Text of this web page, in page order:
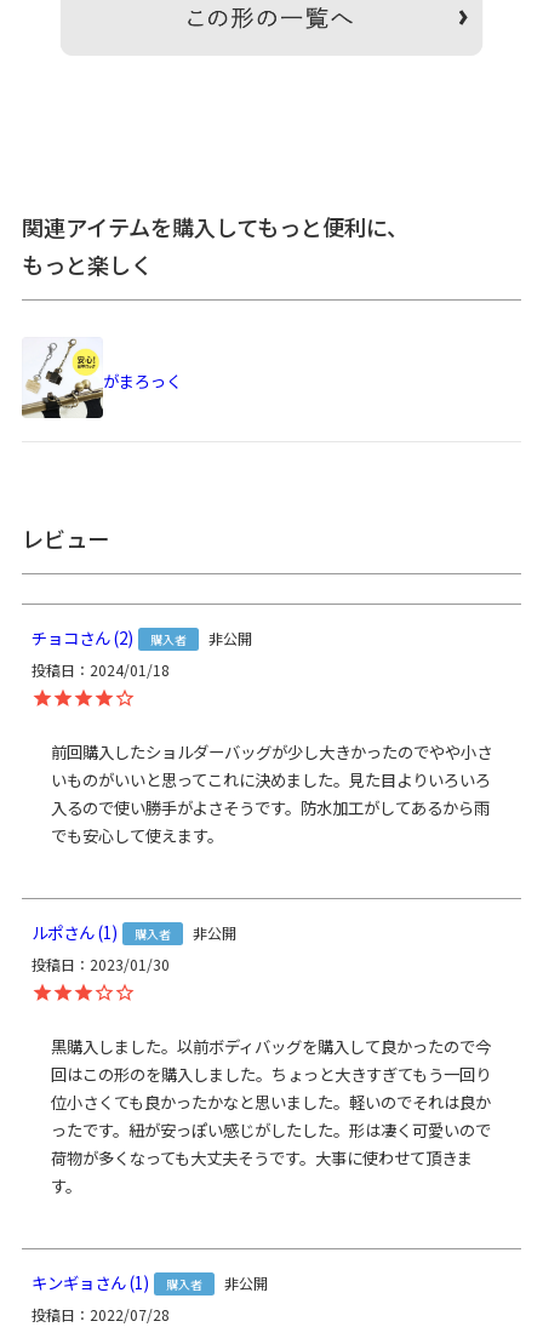
備考
CORDURA(R)は、耐久性に優れたファブリックに対するイン
ビスタ（INVISTA）社の登録商標です。
テフロン(R)はデュポン社の登録商標です。
※撥水効果がありますが、水に濡れた際は必ず拭き取ってく
頻度と共に徐々に低下していきます。※商品の仕様や価格は
あらかじめご了承ください。
サイズ詳細
【本体】外寸：高さ23.5cm、幅36cm、マチ12cm ／ 内寸：
高さ（最大）18.5cm、幅29.5cm ／ 内ポケット：高さ
で）15.5cm（最大）20cm（最小）14cm、幅29cm ／ 【シ
ョルダーベルト】 幅3cm、長さ約66.5～122cm（パーツ含
む） ／ 【重さ】＜コーデュラ(R) re/cor(TM)（レコー）＞
440g ＜MONTANA＞450g（ベルト含む） ／ ※外寸は口金を
使用可能なア
イテム
・がまろっく
素材
【本体】＜コーデュラ(R) re/cor(TM)(レコー)＞ 表地：ポリエ
ステル100％、裏地：ナイロン100％（※裏地の色は共通）
ト：PPテープ（ポリプロピレン）、ショルダーベルトパー
ツ：亜鉛合金・鉄（アンティークゴールド） ／ ＜MONTANA
＞ 表地：ポリエステル100％、裏地：ナイロン100％（※裏
地の色は共通） ／ 革部分：牛革 ／ 口金：鉄（シルバー） ／
ショルダーベルト：ナイロン100%、ショルダーベルトパー
ツ：亜鉛合金・鉄（シルバー）
お支払方法 クレジットカード
Amazon Pay／楽天ペイ／PayPay
関連アイテムを購入してもっと便利に、
もっと楽しく
がまろっく
レビュー
チョコ 2 購入者
非公開
投稿日
2024/01/18
前回購入したショルダーバッグが少し大きかったのでやや小さ
いものがいいと思ってこれに決めました。見た目よりいろいろ
入るので使い勝手がよさそうです。防水加工がしてあるから雨
でも安心して使えます。
ルポ 1 購入者
非公開
投稿日
2023/01/30
黒購入しました。以前ボディバッグを購入して良かったので今
回はこの形のを購入しました。ちょっと大きすぎてもう一回り
位小さくても良かったかなと思いました。軽いのでそれは良か
ったです。紐が安っぽい感じがしたした。形は凄く可愛いので
荷物が多くなっても大丈夫そうです。大事に使わせて頂きま
す。
キンギョ 1 購入者
非公開
投稿日
2022/07/28